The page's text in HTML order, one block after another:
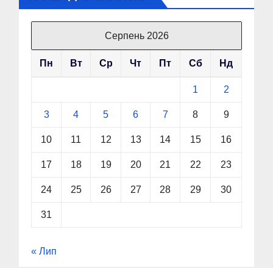
Серпень 2026
Пн Вт Ср Чт Пт Сб Нд
1 2
3 4 5 6 7 8 9
10 11 12 13 14 15 16
17 18 19 20 21 22 23
24 25 26 27 28 29 30
31
« Лип